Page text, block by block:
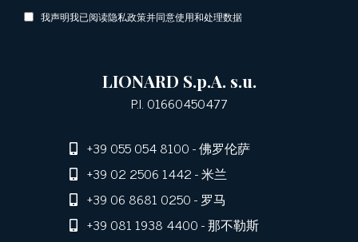
我声明我已阅读隐私政策并同意使用和处理数据
LIONARD S.p.A. s.u.
P.I. 01660450477
+39 055 054 8100- 佛罗伦萨
+39 02 2506 1442- 米兰
+39 06 8681 0250- 罗马
+39 081 1938 4400- 那不勒斯